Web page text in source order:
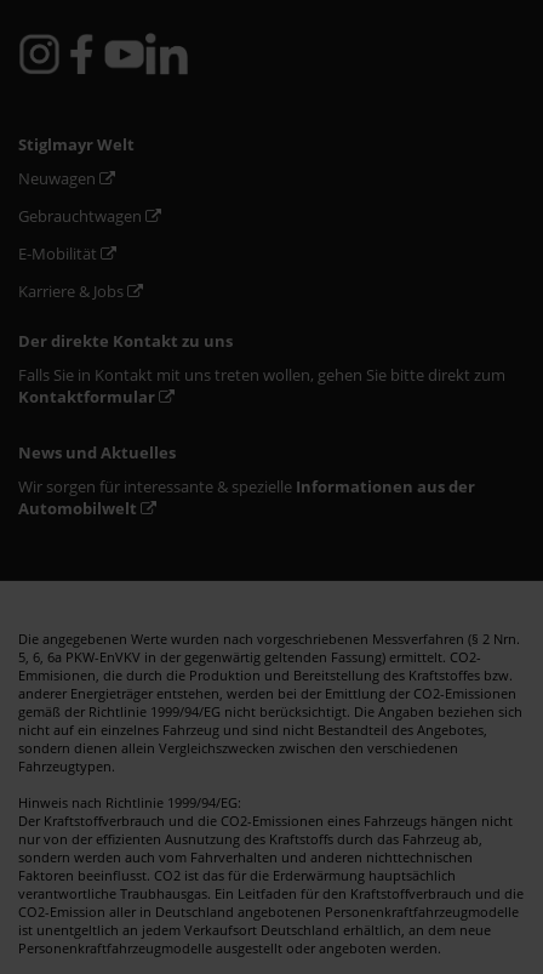
Stiglmayr Welt
Neuwagen
Gebrauchtwagen
E-Mobilität
Karriere & Jobs
Der direkte Kontakt zu uns
Falls Sie in Kontakt mit uns treten wollen, gehen Sie bitte direkt zum
Kontaktformular
News und Aktuelles
Wir sorgen für interessante & spezielle Informationen aus der
Automobilwelt
Die angegebenen Werte wurden nach vorgeschriebenen Messverfahren (§ 2 Nrn.
5, 6, 6a PKW-EnVKV in der gegenwärtig geltenden Fassung) ermittelt. CO2-
Emmisionen, die durch die Produktion und Bereitstellung des Kraftstoffes bzw.
anderer Energieträger entstehen, werden bei der Emittlung der CO2-Emissionen
gemäß der Richtlinie 1999/94/EG nicht berücksichtigt. Die Angaben beziehen sich
nicht auf ein einzelnes Fahrzeug und sind nicht Bestandteil des Angebotes,
sondern dienen allein Vergleichszwecken zwischen den verschiedenen
Fahrzeugtypen.
Hinweis nach Richtlinie 1999/94/EG:
Der Kraftstoffverbrauch und die CO2-Emissionen eines Fahrzeugs hängen nicht
nur von der effizienten Ausnutzung des Kraftstoffs durch das Fahrzeug ab,
sondern werden auch vom Fahrverhalten und anderen nichttechnischen
Faktoren beeinflusst. CO2 ist das für die Erderwärmung hauptsächlich
verantwortliche Traubhausgas. Ein Leitfaden für den Kraftstoffverbrauch und die
CO2-Emission aller in Deutschland angebotenen Personenkraftfahrzeugmodelle
ist unentgeltlich an jedem Verkaufsort Deutschland erhältlich, an dem neue
Personenkraftfahrzeugmodelle ausgestellt oder angeboten werden.